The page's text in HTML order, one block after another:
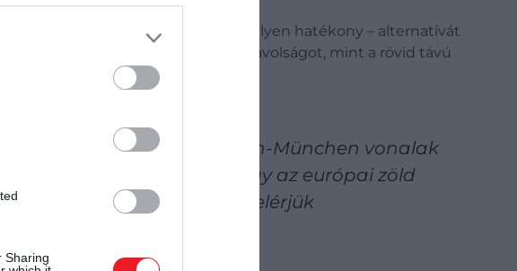
Sharing
fenntartható – és ugyanilyen hatékony – alternatívát
idő alatt tenné meg ugyanazt a távolságot, mint a rövid távú
Barcelona-Madrid, Berlin-München vonalak
van szükség ahhoz, hogy az európai zöld
ambiciózus célkitűzéseit elérjük